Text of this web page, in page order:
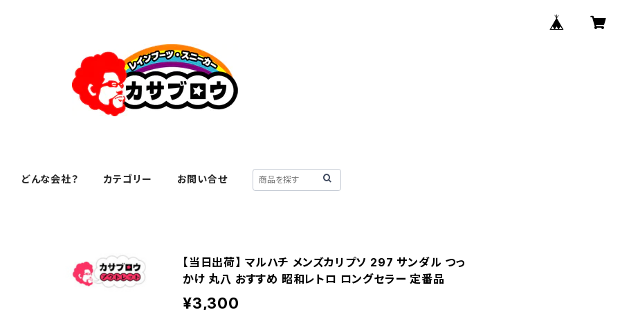
どんな会社？ カテゴリー お問い合せ
【当日出荷】 マルハチ メンズカリプソ 297 サンダル つっ
かけ 丸八 おすすめ 昭和レトロ ロングセラー 定番品
¥3,300